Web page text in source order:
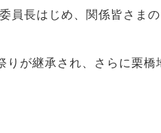
員長はじめ、関係皆さま
りが継承され、さらに栗橋